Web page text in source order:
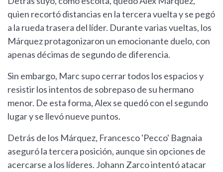
quien recortó distancias en la tercera vuelta y se pegó
a la rueda trasera del líder. Durante varias vueltas, los
Márquez protagonizaron un emocionante duelo, con
apenas décimas de segundo de diferencia.
Sin embargo, Marc supo cerrar todos los espacios y
resistir los intentos de sobrepaso de su hermano
menor. De esta forma, Alex se quedó con el segundo
lugar y se llevó nueve puntos.
Detrás de los Márquez, Francesco 'Pecco' Bagnaia
aseguró la tercera posición, aunque sin opciones de
acercarse a los líderes. Johann Zarco intentó atacar